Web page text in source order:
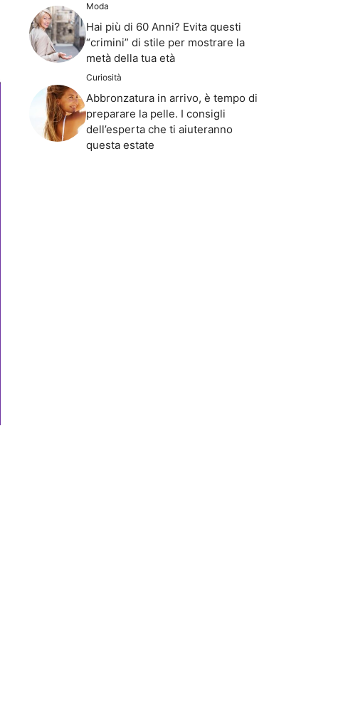
Moda
Hai più di 60 Anni? Evita questi
“crimini” di stile per mostrare la
metà della tua età
Curiosità
Abbronzatura in arrivo, è tempo di
preparare la pelle. I consigli
dell’esperta che ti aiuteranno
questa estate